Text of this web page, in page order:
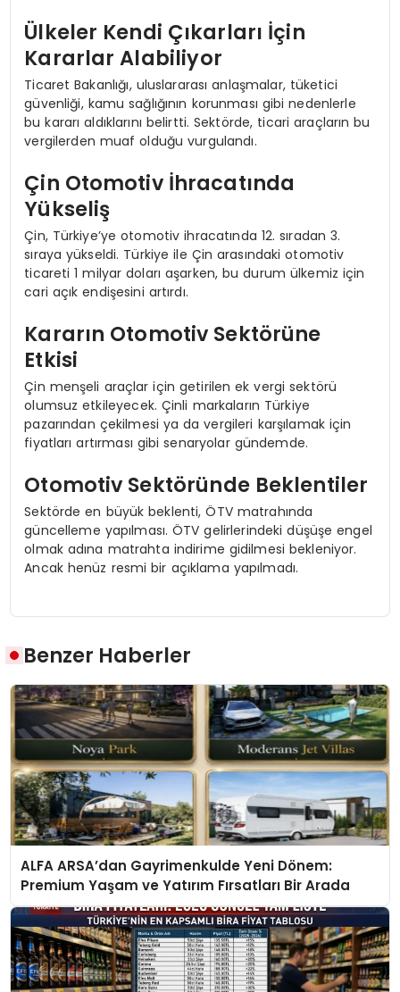
Ülkeler Kendi Çıkarları İçin
Kararlar Alabiliyor
Ticaret Bakanlığı, uluslararası anlaşmalar, tüketici
güvenliği, kamu sağlığının korunması gibi nedenlerle
bu kararı aldıklarını belirtti. Sektörde, ticari araçların bu
vergilerden muaf olduğu vurgulandı.
Çin Otomotiv İhracatında
Yükseliş
Çin, Türkiye’ye otomotiv ihracatında 12. sıradan 3.
sıraya yükseldi. Türkiye ile Çin arasındaki otomotiv
ticareti 1 milyar doları aşarken, bu durum ülkemiz için
cari açık endişesini artırdı.
Kararın Otomotiv Sektörüne
Etkisi
Çin menşeli araçlar için getirilen ek vergi sektörü
olumsuz etkileyecek. Çinli markaların Türkiye
pazarından çekilmesi ya da vergileri karşılamak için
fiyatları artırması gibi senaryolar gündemde.
Otomotiv Sektöründe Beklentiler
Sektörde en büyük beklenti, ÖTV matrahında
güncelleme yapılması. ÖTV gelirlerindeki düşüşe engel
olmak adına matrahta indirime gidilmesi bekleniyor.
Ancak henüz resmi bir açıklama yapılmadı.
Benzer Haberler
ALFA ARSA’dan Gayrimenkulde Yeni Dönem:
Premium Yaşam ve Yatırım Fırsatları Bir Arada